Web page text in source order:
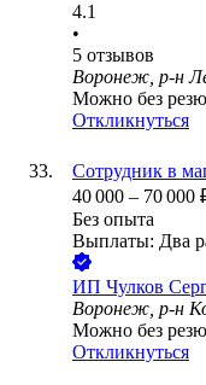
4.1
•
5 отзывов
Воронеж, р-н
Можно без
Откликнуться
Сотрудник в
40 000 – 70 000
Без опыта
Выплаты: Два
ИП Чулков
Воронеж, р-н
Можно без
Откликнуться